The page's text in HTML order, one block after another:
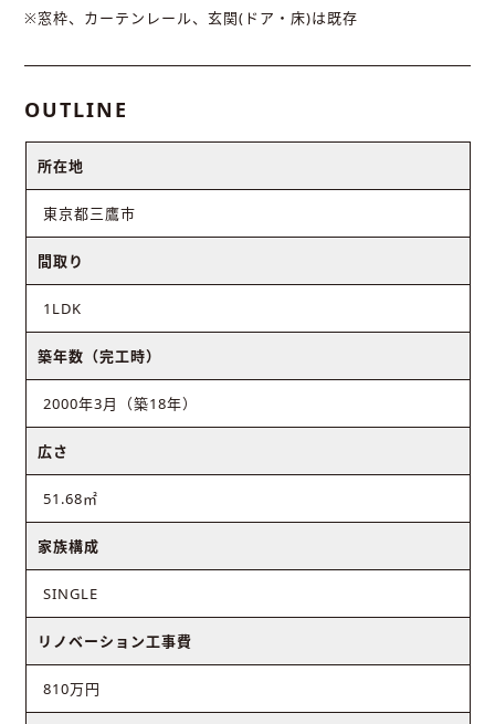
※窓枠、カーテンレール、玄関(ドア・床)は既存
OUTLINE
所在地
東京都三鷹市
間取り
1LDK
築年数（完工時）
2000年3月（築18年）
広さ
51.68㎡
家族構成
SINGLE
リノベーション工事費
810万円